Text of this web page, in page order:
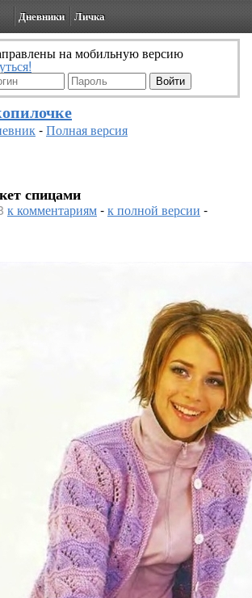
Дневники Личка
на мобильную версию
-Полная версия
спицами
к комментариям-к полной версии -